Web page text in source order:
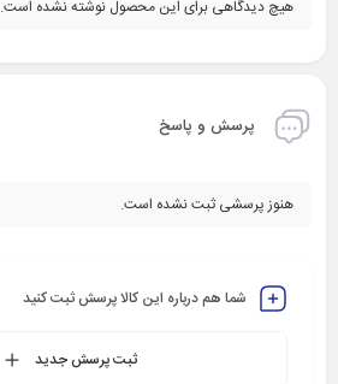
هیچ دیدگاهی برای این محصول نوشته نشده است.
پرسش و پاسخ
هنوز پرسشی ثبت نشده است.
شما هم درباره این کالا پرسش ثبت کنید
ثبت پرسش جدید